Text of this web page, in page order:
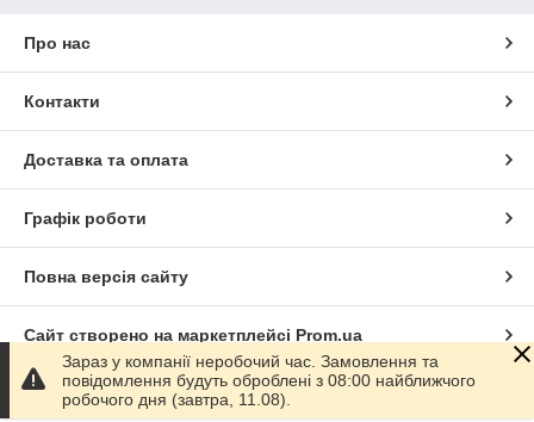
Про нас
Контакти
Доставка та оплата
Графік роботи
Повна версія сайту
Сайт створено на маркетплейсі Prom.ua
Політика конфіденційності
Зараз у компанії неробочий час. Замовлення та
повідомлення будуть оброблені з 08:00 найближчого
робочого дня (завтра, 11.08).